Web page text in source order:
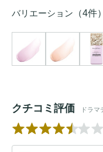
バリエーション （4件）
クチコミ評価 ドラ